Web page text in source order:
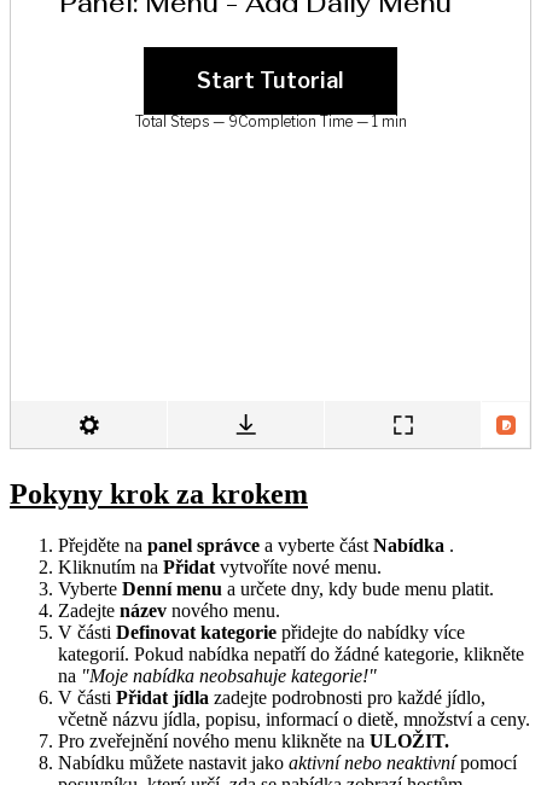
Pokyny krok za krokem
Přejděte na panel správce a vyberte část Nabídka .
Kliknutím na Přidat vytvoříte nové menu.
Vyberte Denní menu a určete dny, kdy bude menu platit.
Zadejte název nového menu.
V části Definovat kategorie přidejte do nabídky více
kategorií. Pokud nabídka nepatří do žádné kategorie, klikněte
na "Moje nabídka neobsahuje kategorie!"
V části Přidat jídla zadejte podrobnosti pro každé jídlo,
včetně názvu jídla, popisu, informací o dietě, množství a ceny.
Pro zveřejnění nového menu klikněte na ULOŽIT.
Nabídku můžete nastavit jako aktivní nebo neaktivnípomocí